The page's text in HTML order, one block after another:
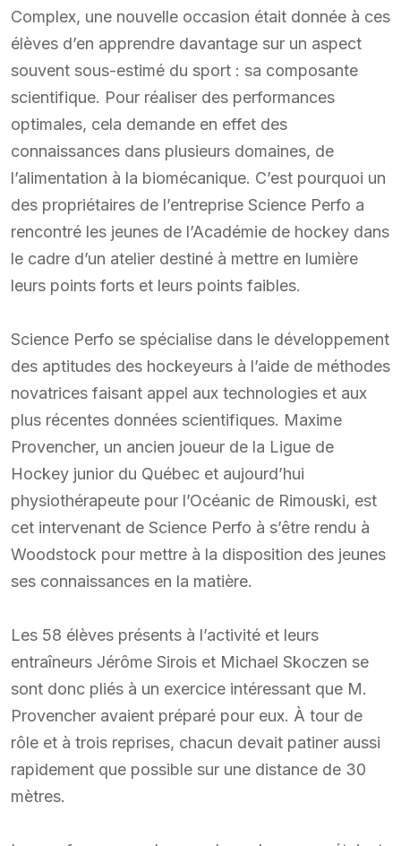
Complex, une nouvelle occasion était donnée à ces
élèves d’en apprendre davantage sur un aspect
souvent sous-estimé du sport : sa composante
scientifique. Pour réaliser des performances
optimales, cela demande en effet des
connaissances dans plusieurs domaines, de
l’alimentation à la biomécanique. C’est pourquoi un
des propriétaires de l’entreprise Science Perfo a
rencontré les jeunes de l’Académie de hockey dans
le cadre d’un atelier destiné à mettre en lumière
leurs points forts et leurs points faibles.
Science Perfo se spécialise dans le développement
des aptitudes des hockeyeurs à l’aide de méthodes
novatrices faisant appel aux technologies et aux
plus récentes données scientifiques. Maxime
Provencher, un ancien joueur de la Ligue de
Hockey junior du Québec et aujourd’hui
physiothérapeute pour l’Océanic de Rimouski, est
cet intervenant de Science Perfo à s’être rendu à
Woodstock pour mettre à la disposition des jeunes
ses connaissances en la matière.
Les 58 élèves présents à l’activité et leurs
entraîneurs Jérôme Sirois et Michael Skoczen se
sont donc pliés à un exercice intéressant que M.
Provencher avaient préparé pour eux. À tour de
rôle et à trois reprises, chacun devait patiner aussi
rapidement que possible sur une distance de 30
mètres.